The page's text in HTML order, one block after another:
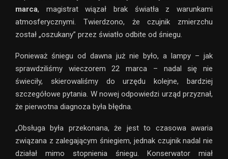
marca, magistrat wiązał brak światła z warunkami
atmosferycznymi. Twierdzono, że czujnik zmierzchu
został „oszukany” przez światło odbite od śniegu.
Ponieważ śniegu od dawna już nie było, a lampy – jak
sprawdziliśmy wieczorem 22 marca – nadal się nie
świeciły, skierowaliśmy do urzędu kolejne, bardziej
szczegółowe pytania. W nowej odpowiedzi urząd przyznał,
że pierwotna diagnoza była błędna.
„Obsługa była przekonana, że jest to czasowa awaria
związana z zalegającym śniegiem, jednak czujnik nadal nie
działał mimo stopnienia śniegu. Konserwator miał